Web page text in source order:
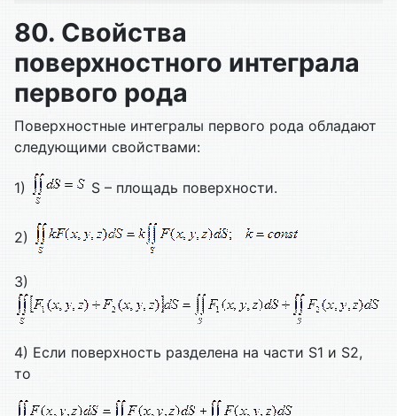
80. Свойства
поверхностного интеграла
первого рода
Поверхностные интегралы первого рода обладают
следующими свойствами:
1) S – площадь поверхности.
2)
3)
4) Если поверхность разделена на части S1 и S2,
то